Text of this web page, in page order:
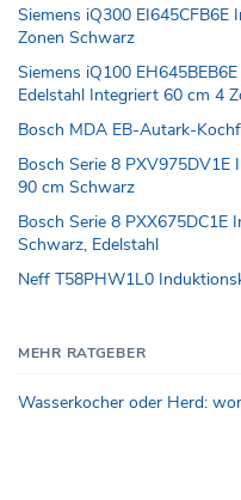
Siemens iQ300
Zonen Schwarz
Siemens iQ100
Edelstahl Integriert 60 cm 4
Bosch MDA EB-Autark-
Bosch Serie 8
90 cm Schwarz
Bosch Serie 8
Schwarz, Edelstahl
Neff T58PHW1L0
MEHR RATGEBER
Wasserkocher oder Herd: